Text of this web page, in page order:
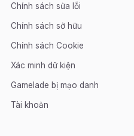
Chính sách sửa lỗi
Chính sách sở hữu
Chính sách Cookie
Xác minh dữ kiện
Gamelade bị mạo danh
Tài khoản